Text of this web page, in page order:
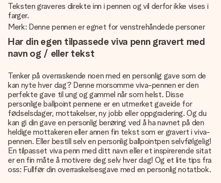
Teksten graveres direkte inn i pennen og vil derfor ikke vises i
farger.
Merk: Denne pennen er egnet for venstrehåndede personer
Har din egen tilpassede viva penn gravert med
navn og / eller tekst
Tenker på overraskende noen med en personlig gave som de
kan nyte hver dag? Denne morsomme viva-pennen er den
perfekte gave til ung og gammel når som helst. Disse
personlige ballpoint pennene er en utmerket gaveide for
fødselsdager, mottakelser, ny jobb eller oppgradering. Og du
kan gi din gave en personlig berøring ved å ha navnet på den
heldige mottakeren eller annen fin tekst som er gravert i viva-
pennen. Eller bestill selv en personlig ballpointpen selvfølgelig!
En tilpasset viva penn med ditt navn eller et inspirerende sitat
er en fin måte å motivere deg selv hver dag! Og et lite tips fra
oss: Fullfør din overraskelsesgave med en personlig notatbok.